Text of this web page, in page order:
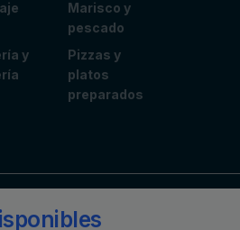
Marisco y
pescado
y
Pizzas y
platos
preparados